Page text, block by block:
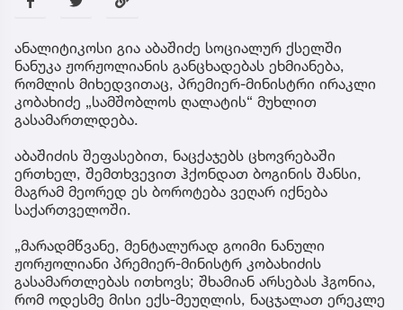
ანალიტიკოსი გია აბაშიძე სოციალურ ქსელში
ნანუკა ჟორჟოლიანის განცხადებას ეხმიანება,
რომლის მიხედვითაც, პრემიერ-მინისტრი ირაკლი
კობახიძე „სამშობლოს ღალატის“ მუხლით
გასამართლდება.
აბაშიძის შეფასებით, ნაცქაჯებს ცხოვრებაში
ერთხელ, შემთხვევით ჰქონდათ ბოგინის შანსი,
მაგრამ მეორედ ეს ბოროტება ვეღარ იქნება
საქართველოში.
„მარადმწვანე, მენტალურად გოიმი ნანული
ჟორჟოლიანი პრემიერ-მინისტრ კობახიძის
გასამართლებას ითხოვს; შხამიან არსებას ჰგონია,
რომ ოდესმე მისი ექს-მეუღლის, ნაცჯალათ ერეკლე